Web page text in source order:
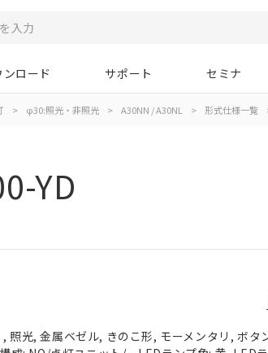
ンロード サポート セミナ
> φ30:照光・非照光 > A30NN / A30NL > 形式仕様一覧
YD
照光, 金属ベゼル, きのこ形, モーメンタリ, ボタ